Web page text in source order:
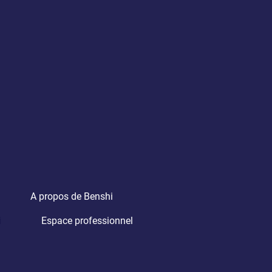
A propos de Benshi
Espace professionnel